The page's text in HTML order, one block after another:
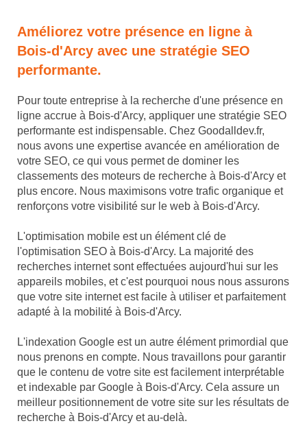
Améliorez votre présence en ligne à
Bois-d'Arcy avec une stratégie SEO
performante.
Pour toute entreprise à la recherche d'une présence en
ligne accrue à Bois-d'Arcy, appliquer une stratégie SEO
performante est indispensable. Chez Goodalldev.fr,
nous avons une expertise avancée en amélioration de
votre SEO, ce qui vous permet de dominer les
classements des moteurs de recherche à Bois-d'Arcy et
plus encore. Nous maximisons votre trafic organique et
renforçons votre visibilité sur le web à Bois-d'Arcy.
L'optimisation mobile est un élément clé de
l'optimisation SEO à Bois-d'Arcy. La majorité des
recherches internet sont effectuées aujourd'hui sur les
appareils mobiles, et c'est pourquoi nous nous assurons
que votre site internet est facile à utiliser et parfaitement
adapté à la mobilité à Bois-d'Arcy.
L'indexation Google est un autre élément primordial que
nous prenons en compte. Nous travaillons pour garantir
que le contenu de votre site est facilement interprétable
et indexable par Google à Bois-d'Arcy. Cela assure un
meilleur positionnement de votre site sur les résultats de
recherche à Bois-d'Arcy et au-delà.